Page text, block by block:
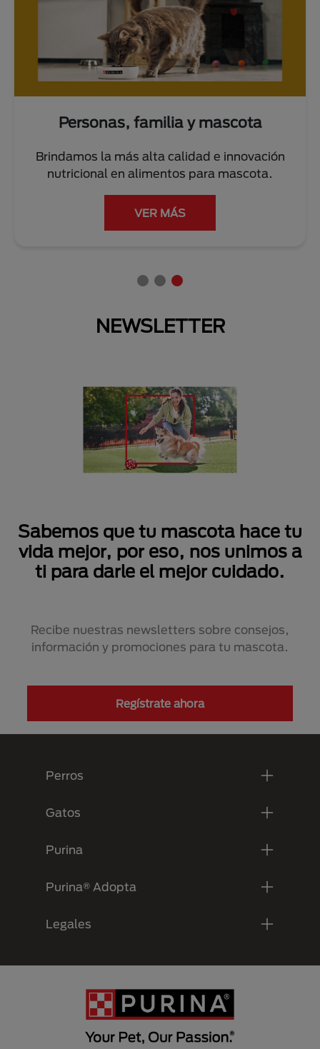
Personas, familia y mascota
Brindamos la más alta calidad e innovación
nutricional en alimentos para mascota.
VER MÁS
NEWSLETTER
Sabemos que tu mascota hace tu
vida mejor, por eso, nos unimos a
ti para darle el mejor cuidado.
Recibe nuestras newsletters sobre consejos,
información y promociones para tu mascota.
Regístrate ahora
Perros
Gatos
Purina
Purina® Adopta
Legales